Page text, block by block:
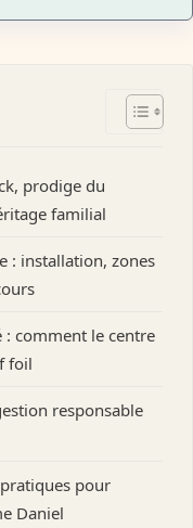
prodige du
familial
: installation, zones
: comment le centre
foil
responsable
pour
Daniel